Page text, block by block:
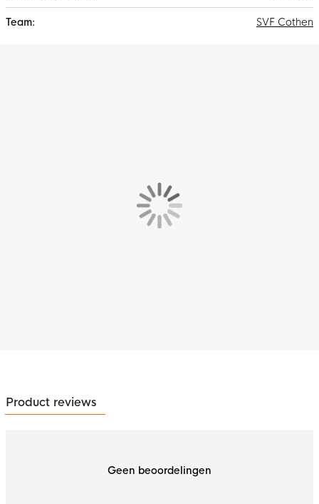
SVF Cothen
Product reviews
Geen beoordelingen